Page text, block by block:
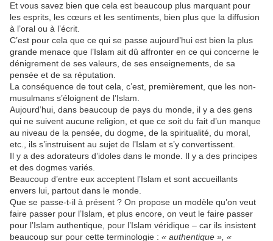
Et vous savez bien que cela est beaucoup plus marquant pour
les esprits, les cœurs et les sentiments, bien plus que la diffusion
à l’oral ou à l’écrit.
C’est pour cela que ce qui se passe aujourd’hui est bien la plus
grande menace que l’Islam ait dû affronter en ce qui concerne le
dénigrement de ses valeurs, de ses enseignements, de sa
pensée et de sa réputation.
La conséquence de tout cela, c’est, premièrement, que les non-
musulmans s’éloignent de l’Islam.
Aujourd’hui, dans beaucoup de pays du monde, il y a des gens
qui ne suivent aucune religion, et que ce soit du fait d’un manque
au niveau de la pensée, du dogme, de la spiritualité, du moral,
etc., ils s’instruisent au sujet de l’Islam et s’y convertissent.
Il y a des adorateurs d’idoles dans le monde. Il y a des principes
et des dogmes variés.
Beaucoup d’entre eux acceptent l’Islam et sont accueillants
envers lui, partout dans le monde.
Que se passe-t-il à présent ? On propose un modèle qu’on veut
faire passer pour l’Islam, et plus encore, on veut le faire passer
pour l’Islam authentique, pour l’Islam véridique – car ils insistent
beaucoup sur pour cette terminologie : « authentique », «